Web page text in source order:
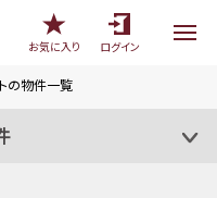
お気に入り
ログイン
の物件一覧